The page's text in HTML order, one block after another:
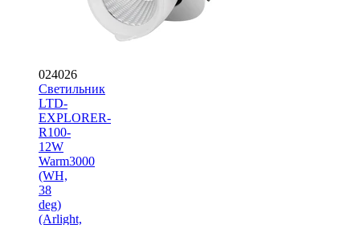
024026
Светильник
LTD-
EXPLORER-
R100-
12W
Warm3000
(WH,
38
deg)
(Arlight,